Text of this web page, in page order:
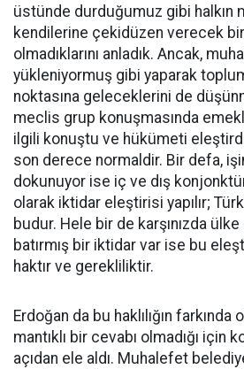
üstünde durduğumuz gibi halkın
kendilerine çekidüzen verecek bir
olmadıklarını anladık. Ancak,
yükleniyormuş gibi yaparak
noktasına geleceklerini de
meclis grup konuşmasında
ilgili konuştu ve hükümeti
son derece normaldir. Bir defa,
dokunuyor ise iç ve dış
olarak iktidar eleştirisi yapılır;
budur. Hele bir de karşınızda
batırmış bir iktidar var ise bu
haktır ve gerekliliktir.
Erdoğan da bu haklılığın
mantıklı bir cevabı olmadığı için
açıdan ele aldı. Muhalefet